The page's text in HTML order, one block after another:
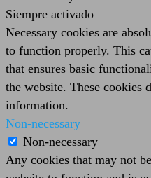
Siempre activado
Necessary cookies are
to function properly. This
that ensures basic
the website. These cookies
information.
Non-necessary
Non-necessary
Any cookies that may not